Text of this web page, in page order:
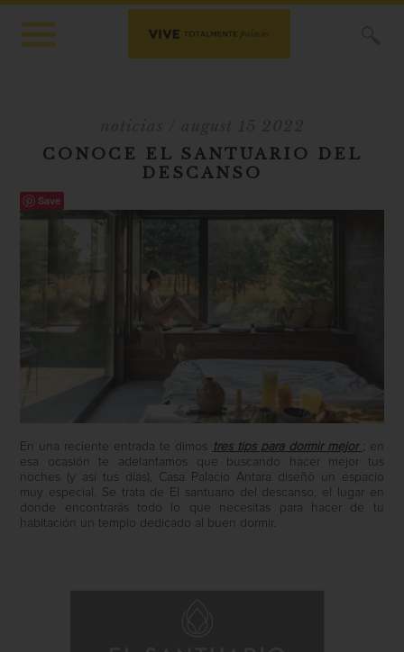
CONOCE EL SANTUARIO DEL
DESCANSO
Save
En una reciente entrada te dimos tres tips para dormir mejor ; en
esa ocasión te adelantamos que buscando hacer mejor tus
noches (y así tus días), Casa Palacio Antara diseñó un espacio
muy especial. Se trata de El santuario del descanso, el lugar en
donde encontrarás todo lo que necesitas para hacer de tu
habitación un templo dedicado al buen dormir.